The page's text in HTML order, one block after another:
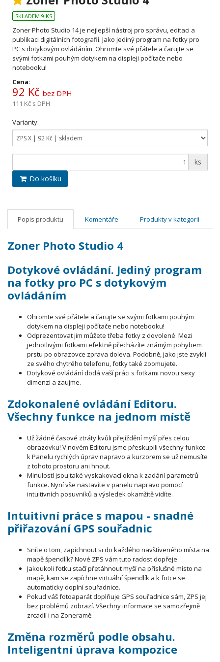
SKLADEM 9 KS
Zoner Photo Studio 14 je nejlepší nástroj pro správu, editaci a
publikaci digitálních fotografií. Jako jediný program na fotky pro
PC s dotykovým ovládáním. Ohromte své přátele a čarujte se
svými fotkami pouhým dotykem na displeji počítače nebo
notebooku!
Cena:
92 Kč bez DPH
111 Kč s DPH
Varianty:
ks
Do košíku
Popis produktu Komentáře Produkty v kategorii
Zoner Photo Studio 4
Dotykové ovládání. Jediný program
na fotky pro PC s dotykovým
ovládáním
Ohromte své přátele a čarujte se svými fotkami pouhým
dotykem na displeji počítače nebo notebooku!
Odprezentovat jim můžete třeba fotky z dovolené. Mezi
jednotlivými fotkami efektně přecházíte známým pohybem
prstu po obrazovce zprava doleva. Podobně, jako jste zvyklí
ze svého chytrého telefonu, fotky také zoomujete.
Dotykové ovládání dodá vaší práci s fotkami novou sexy
dimenzi a zaujme.
Zdokonalené ovládání Editoru.
Všechny funkce na jednom místě
Už žádné časové ztráty kvůli přejíždění myší přes celou
obrazovku! V novém Editoru jsme přeskupili všechny funkce
k Panelu rychlých úprav napravo a kurzorem se už nemusíte
z tohoto prostoru ani hnout.
Minulostí jsou také vyskakovací okna k zadání parametrů
funkce. Nyní vše nastavíte v panelu napravo pomocí
intuitivních posuvníků a výsledek okamžitě vidíte.
Intuitivní práce s mapou - snadné
přiřazování GPS souřadnic
Sníte o tom, zapíchnout si do každého navštíveného místa na
mapě špendlík? Nové ZPS vám tuto radost dopřeje.
Jakoukoli fotku stačí přetáhnout myší na příslušné místo na
mapě, kam se zapíchne virtuální špendlík a k fotce se
automaticky doplní souřadnice.
Pokud váš fotoaparát doplňuje GPS souřadnice sám, ZPS jej
bez problémů zobrazí. Všechny informace se samozřejmě
zrcadlí i na Zoneramě.
Změna rozměrů podle obsahu.
Inteligentní úprava kompozice